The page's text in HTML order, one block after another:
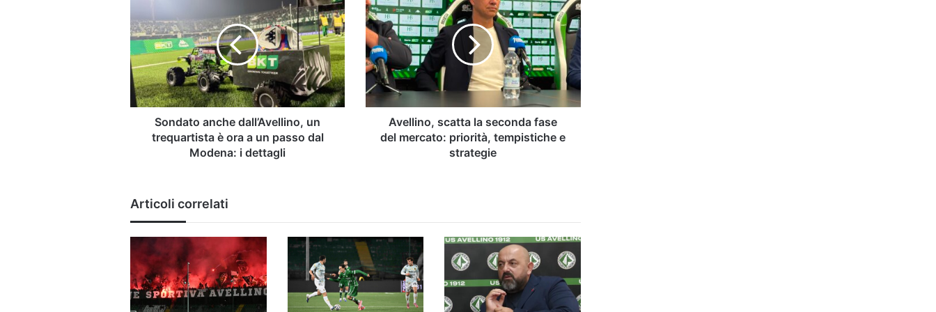
dall’Avellino,
un
trequartista
è
ora
a
un
Sondato anche dall’Avellino, un
trequartista è ora a un passo dal
Modena: i dettagli
scatta
la
seconda
fase
del
mercato:
priorità,
tempistiche
strategie
Avellino, scatta la seconda fase
del mercato: priorità, tempistiche e
strategie
Articoli correlati